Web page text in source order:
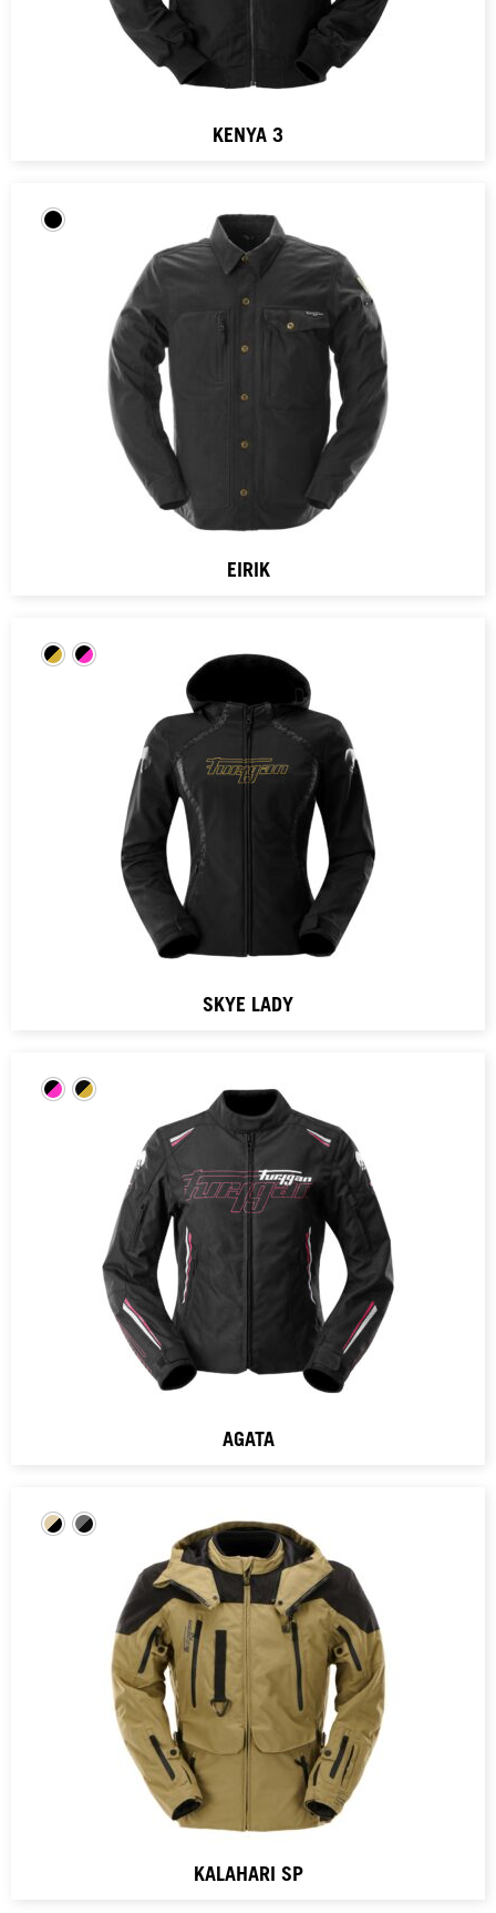
KENYA 3
EIRIK
SKYE LADY
AGATA
KALAHARI SP